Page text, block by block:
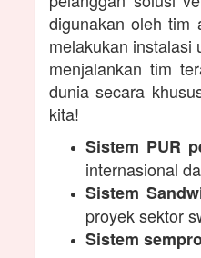
digunakan oleh tim
melakukan instalasi
menjalankan tim
dunia secara
kita!
Sistem PUR
internasional
Sistem
proyek sektor
Sistem